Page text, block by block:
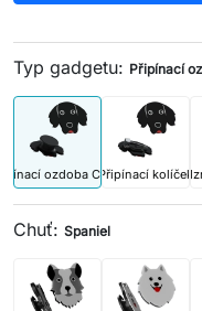
Typ gadgetu: Připínací
ozdoba CrocsPřipínací kolíček
Chuť: Spaniel